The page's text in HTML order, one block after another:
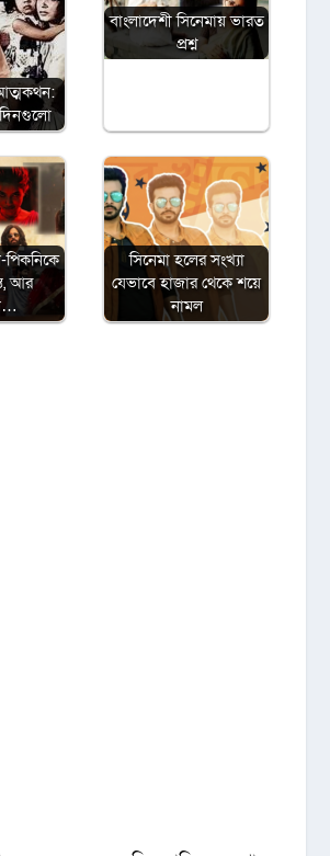
বাংলাদেশী সিনেমায় ভারত
প্রশ্ন
পিকনিকে
আর
সিনেমা হলের সংখ্যা
যেভাবে হাজার থেকে শয়ে
নামল